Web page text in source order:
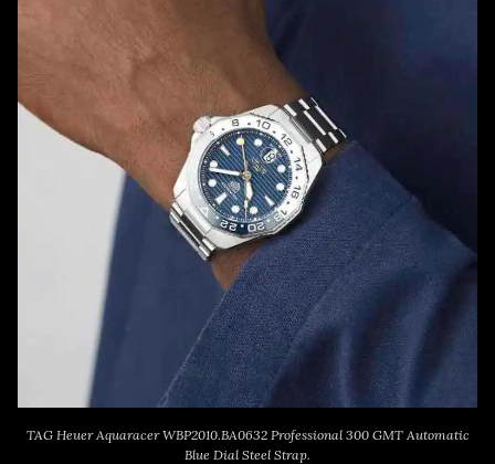
TAG Heuer Aquaracer WBP2010.BA0632 Professional 300 GMT Automatic
Blue Dial Steel Strap.